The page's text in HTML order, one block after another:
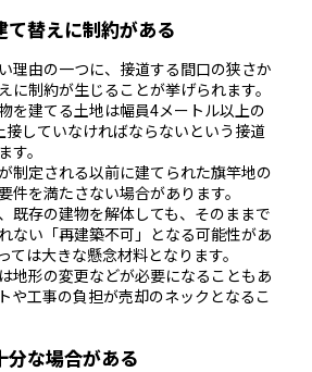
て替えに制約がある
理由の一つに、接道する間口の狭さか
に制約が生じることが挙げられます。
を建てる土地は幅員4メートル以上の
接していなければならないという接道
す。
制定される以前に建てられた旗竿地の
件を満たさない場合があります。
既存の建物を解体しても、そのままで
ない「再建築不可」となる可能性があ
ては大きな懸念材料となります。
地形の変更などが必要になることもあ
や工事の負担が売却のネックとなるこ
分な場合がある